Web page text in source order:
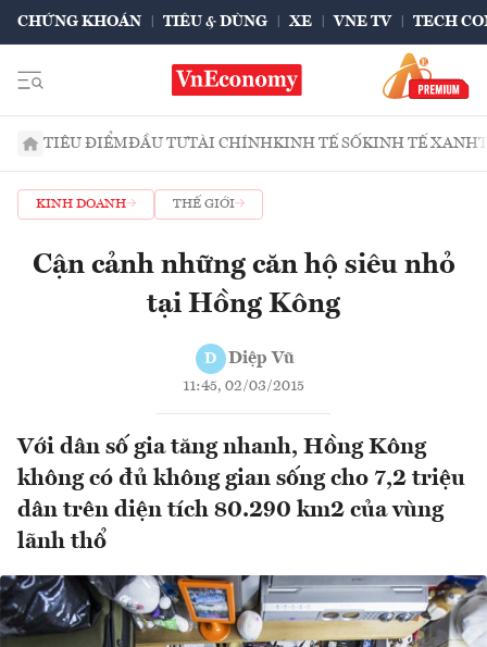
CHỨNG KHOÁN TIÊU & DÙNG XE VNE TV TECH
TIÊU ĐIỂMĐẦU TƯTÀI CHÍNHKINH TẾ SỐKINH TẾ XANH
KINH DOANH THẾ GIỚI
Cận cảnh những căn hộ siêu nhỏ
tại Hồng Kông
D Diệp Vũ
11:45, 02/03/2015
Với dân số gia tăng nhanh, Hồng Kông
không có đủ không gian sống cho 7,2 triệu
dân trên diện tích 80.290 km2 của vùng
lãnh thổ